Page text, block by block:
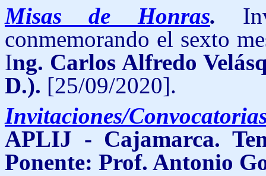
Misas de Honras.
conmemorando el sexto
Ing. Carlos Alfredo
D.). [25/09/2020].
Invitaciones/
APLIJ - Cajamarca.
Ponente: Prof. Antonio